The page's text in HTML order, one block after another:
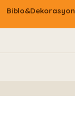
Biblo&Dekorasyon